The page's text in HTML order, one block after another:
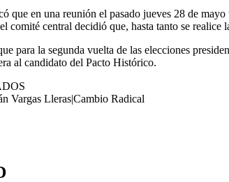
que en una reunión el pasado jueves 28 de mayo
comité central decidió que, hasta tanto se
para la segunda vuelta de las elecciones
al candidato del Pacto Histórico.
Vargas Lleras|Cambio Radical